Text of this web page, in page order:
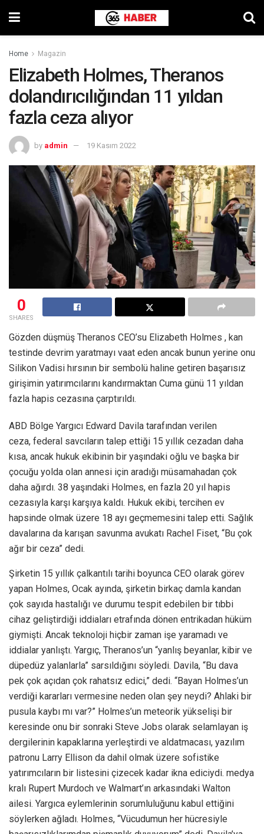
Home Magazin
Elizabeth Holmes, Theranos
dolandırıcılığından 11 yıldan
fazla ceza alıyor
by admin 19 Kasım 2022
0
SHARES
Gözden düşmüş Theranos CEO’su Elizabeth Holmes , kan
testinde devrim yaratmayı vaat eden ancak bunun yerine onu
Silikon Vadisi hırsının bir sembolü haline getiren başarısız
girişimin yatırımcılarını kandırmaktan Cuma günü 11 yıldan
fazla hapis cezasına çarptırıldı.
ABD Bölge Yargıcı Edward Davila tarafından verilen
ceza, federal savcıların talep ettiği 15 yıllık cezadan daha
kısa, ancak hukuk ekibinin bir yaşındaki oğlu ve başka bir
çocuğu yolda olan annesi için aradığı müsamahadan çok
daha ağırdı. 38 yaşındaki Holmes, en fazla 20 yıl hapis
cezasıyla karşı karşıya kaldı. Hukuk ekibi, tercihen ev
hapsinde olmak üzere 18 ayı geçmemesini talep etti. Sağlık
davalarına da karışan savunma avukatı Rachel Fiset, “Bu çok
ağır bir ceza” dedi.
Şirketin 15 yıllık çalkantılı tarihi boyunca CEO olarak görev
yapan Holmes, Ocak ayında, şirketin birkaç damla kandan
çok sayıda hastalığı ve durumu tespit edebilen bir tıbbi
cihaz geliştirdiği iddiaları etrafında dönen entrikadan hüküm
giymişti. Ancak teknoloji hiçbir zaman işe yaramadı ve
iddialar yanlıştı. Yargıç, Theranos’un “yanlış beyanlar, kibir ve
düpedüz yalanlarla” sarsıldığını söyledi. Davila, “Bu dava
pek çok açıdan çok rahatsız edici,” dedi. “Bayan Holmes’un
verdiği kararları vermesine neden olan şey neydi? Ahlaki bir
pusula kaybı mı var?” Holmes’un meteorik yükselişi bir
keresinde onu bir sonraki Steve Jobs olarak selamlayan iş
dergilerinin kapaklarına yerleştirdi ve aldatmacası, yazılım
patronu Larry Ellison da dahil olmak üzere sofistike
yatırımcıların bir listesini çizecek kadar ikna ediciydi. medya
kralı Rupert Murdoch ve Walmart’ın arkasındaki Walton
ailesi. Yargıca eylemlerinin sorumluluğunu kabul ettiğini
söylerken ağladı. Holmes, “Vücudumun her hücresiyle